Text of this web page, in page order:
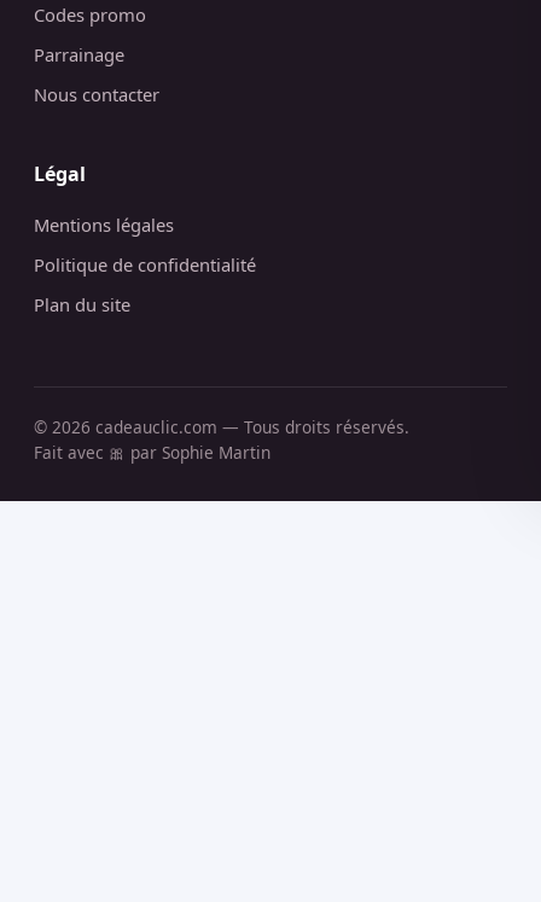
Codes promo
Parrainage
Nous contacter
Légal
Mentions légales
Politique de confidentialité
Plan du site
© 2026 cadeauclic.com — Tous droits réservés.
Fait avec 🎀 par Sophie Martin